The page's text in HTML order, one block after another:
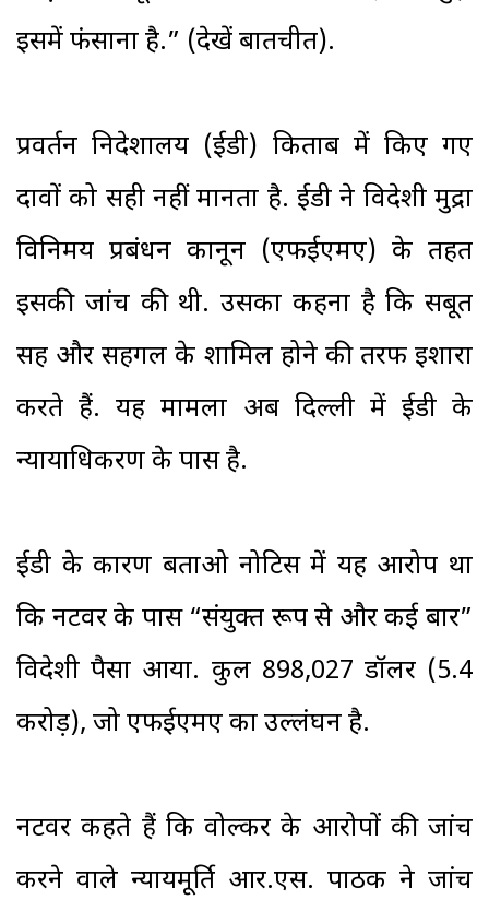
इसमें फंसाना है.” (देखें बातचीत).
प्रवर्तन निदेशालय (ईडी) किताब में किए गए
दावों को सही नहीं मानता है. ईडी ने विदेशी मुद्रा
विनिमय प्रबंधन कानून (एफईएमए) के तहत
इसकी जांच की थी. उसका कहना है कि सबूत
सिंह और सहगल के शामिल होने की तरफ इशारा
करते हैं. यह मामला अब दिल्ली में ईडी के
न्यायाधिकरण के पास है.
ईडी के कारण बताओ नोटिस में यह आरोप था
कि नटवर के पास “संयुक्त रूप से और कई बार”
विदेशी पैसा आया. कुल 898,027 डॉलर (5.4
करोड़), जो एफईएमए का उल्लंघन है.
नटवर कहते हैं कि वोल्कर के आरोपों की जांच
करने वाले न्यायमूर्ति आर.एस. पाठक ने जांच